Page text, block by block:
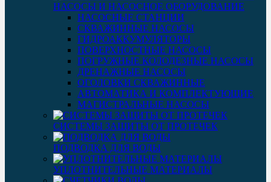
НАСОСЫ И НАСОСНОЕ ОБОРУДОВАНИЕ
НАСОСНЫЕ СТАНЦИИ
СКВАЖИННЫЕ НАСОСЫ
ГИДРОАККУМУЛЯТОРЫ
ПОВЕРХНОСТНЫЕ НАСОСЫ
ПОГРУЖНЫЕ КОЛОДЕЗНЫЕ НАСОСЫ
ДРЕНАЖНЫЕ НАСОСЫ
ОГОЛОВКИ СКВАЖИННЫЕ
АВТОМАТИКА И КОМПЛЕКТУЮЩИЕ
МАГИСТРАЛЬНЫЕ НАСОСЫ
СИСТЕМЫ ЗАЩИТЫ ОТ ПРОТЕЧЕК
ПОДВОДКА ДЛЯ ВОДЫ
УПЛОТНИТЕЛЬНЫЕ МАТЕРИАЛЫ